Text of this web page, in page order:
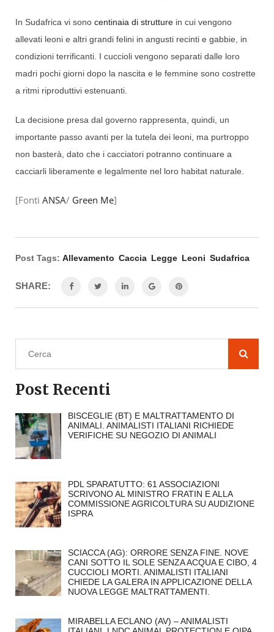
In Sudafrica vi sono centinaia di strutture in cui vengono
allevati leoni e altri grandi felini in angusti recinti e gabbie, in
condizioni terrificanti. I cuccioli vengono separati dalle loro
madri pochi giorni dopo la nascita e le femmine sono costrette
a ritmi riproduttivi estenuanti.
La decisione presa dal governo rappresenta, quindi, un
importante passo avanti per la tutela dei leoni, ma purtroppo
non basterà, dato che i cacciatori potranno continuare a
cacciarli liberamente e legalmente nel loro habitat naturale.
[Fonti ANSA/ Green Me]
Post Tags: Allevamento Caccia Legge Leoni Sudafrica
SHARE:
Post Recenti
BISCEGLIE (BT) E MALTRATTAMENTO DI
ANIMALI. ANIMALISTI ITALIANI RICHIEDE
VERIFICHE SU NEGOZIO DI ANIMALI
PDL SPARATUTTO: 61 ASSOCIAZIONI
SCRIVONO AL MINISTRO FRATIN E ALLA
COMMISSIONE AGRICOLTURA SU AUDIZIONE
ISPRA
SCIACCA (AG): ORRORE SENZA FINE. NOVE
CANI SOTTO IL SOLE SENZA ACQUA E CIBO, 4
CUCCIOLI MORTI. ANIMALISTI ITALIANI
CHIEDE LA GALERA IN APPLICAZIONE DELLA
NUOVA LEGGE MALTRATTAMENTI.
MIRABELLA ECLANO (AV) – ANIMALISTI